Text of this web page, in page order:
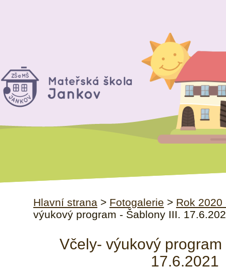
Hlavní strana > Fotogalerie > Rok 2020
výukový program - Šablony III.
Včely- výukový
17.6.2021